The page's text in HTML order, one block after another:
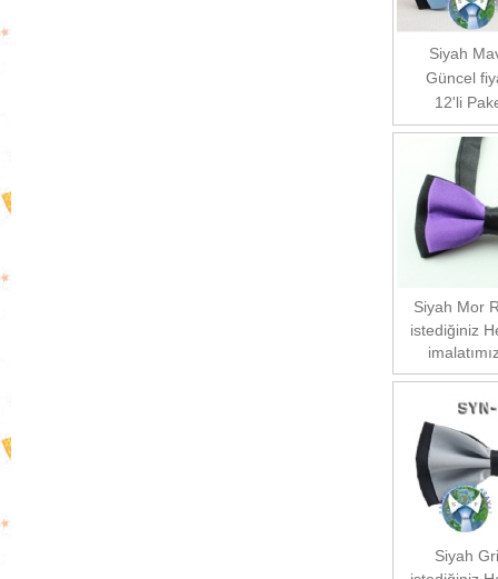
Siyah
Güncel
12'li
Siyah Mor
istediğiniz
Siyah